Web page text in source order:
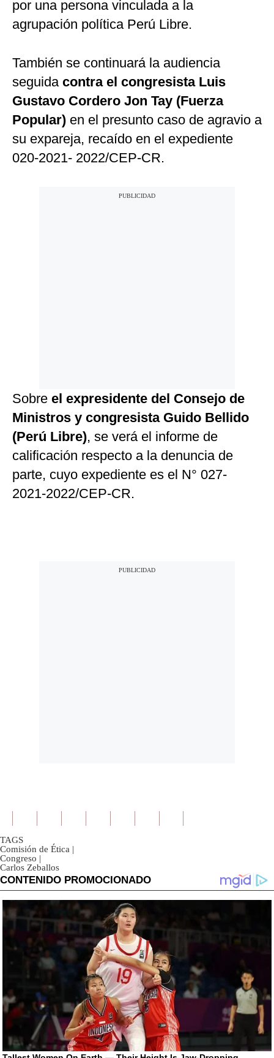
por una persona vinculada a la
agrupación política Perú Libre.
También se continuará la audiencia
seguida contra el congresista Luis
Gustavo Cordero Jon Tay (Fuerza
Popular) en el presunto caso de agravio a
su expareja, recaído en el expediente
020-2021- 2022/CEP-CR.
Sobre el expresidente del Consejo de
Ministros y congresista Guido Bellido
(Perú Libre), se verá el informe de
calificación respecto a la denuncia de
parte, cuyo expediente es el N° 027-
2021-2022/CEP-CR.
TAGS
Comisión de Ética |
Congreso |
Carlos Zeballos